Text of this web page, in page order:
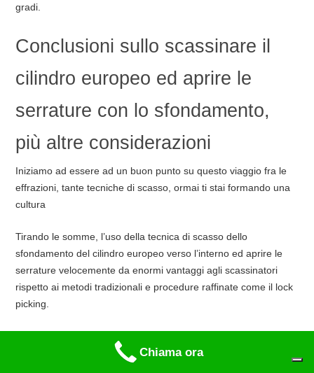
gradi.
Conclusioni sullo scassinare il
cilindro europeo ed aprire le
serrature con lo sfondamento,
più altre considerazioni
Iniziamo ad essere ad un buon punto su questo viaggio fra le
effrazioni, tante tecniche di scasso, ormai ti stai formando una
cultura
Tirando le somme, l’uso della tecnica di scasso dello
sfondamento del cilindro europeo verso l’interno ed aprire le
serrature velocemente da enormi vantaggi agli scassinatori
rispetto ai metodi tradizionali e procedure raffinate come il lock
picking.
sulle serrature blindate a cilindro europeo moderne, in quanto è
Chiama ora